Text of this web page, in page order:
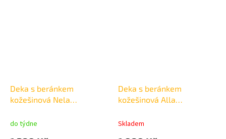
Deka s beránkem
kožešinová Nela
220x240cm
do týdne
Deka s beránkem
kožešinová Alla
150x200cm
Skladem